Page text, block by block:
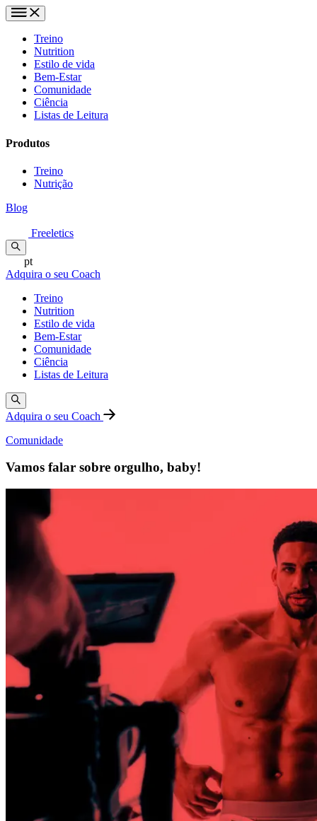
Treino
Nutrition
Estilo de vida
Bem-Estar
Comunidade
Ciência
Listas de Leitura
Produtos
Treino
Nutrição
Blog
Freeletics
pt
Adquira o seu Coach
Treino
Nutrition
Estilo de vida
Bem-Estar
Comunidade
Ciência
Listas de Leitura
Adquira o seu Coach
Comunidade
Vamos falar sobre orgulho, baby!